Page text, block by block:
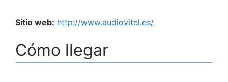
Sitio web: http://www.audiovitel.es/
Cómo llegar